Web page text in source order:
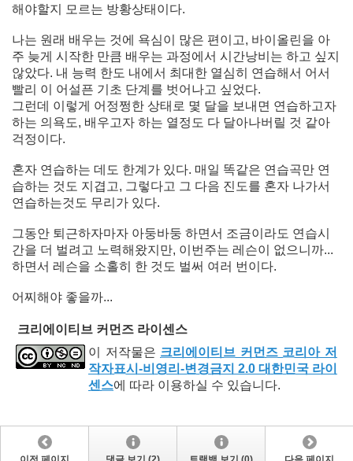
해야할지 모르는 방황상태이다.
나는 원래 배우는 것에 욕심이 많은 편이고, 바이올린을 아
주 늦게 시작한 만큼 배우는 과정에서 시간낭비는 하고 싶지
않았다. 내 능력 한도 내에서 최대한 열심히 연습해서 어서
빨리 이 어설픈 기초 단계를 벗어나고 싶었다.
그런데 이렇게 어정쩡한 상태로 몇 달을 보내면 연습하고자
하는 의욕도, 배우고자 하는 열정도 다 달아나버릴 것 같아
걱정이다.
혼자 연습하는 데도 한계가 있다. 매일 똑같은 연습곡만 연
습하는 것도 지겹고, 그렇다고 그 다음 진도를 혼자 나가서
연습하는것도 무리가 있다.
그동안 퇴근하자마자 아둥바둥 하면서 조금이라도 연습시
간을 더 벌려고 노력해왔지만, 이번주는 레슨이 없으니까...
하면서 레슨을 소홀히 한 것도 벌써 여러 번이다.
어찌해야 좋을까...
크리에이티브 커먼즈 라이센스
이 저작물은 크리에이티브 커먼즈 코리아 저
작자표시-비영리-변경금지 2.0 대한민국 라이
센스에 따라 이용하실 수 있습니다.